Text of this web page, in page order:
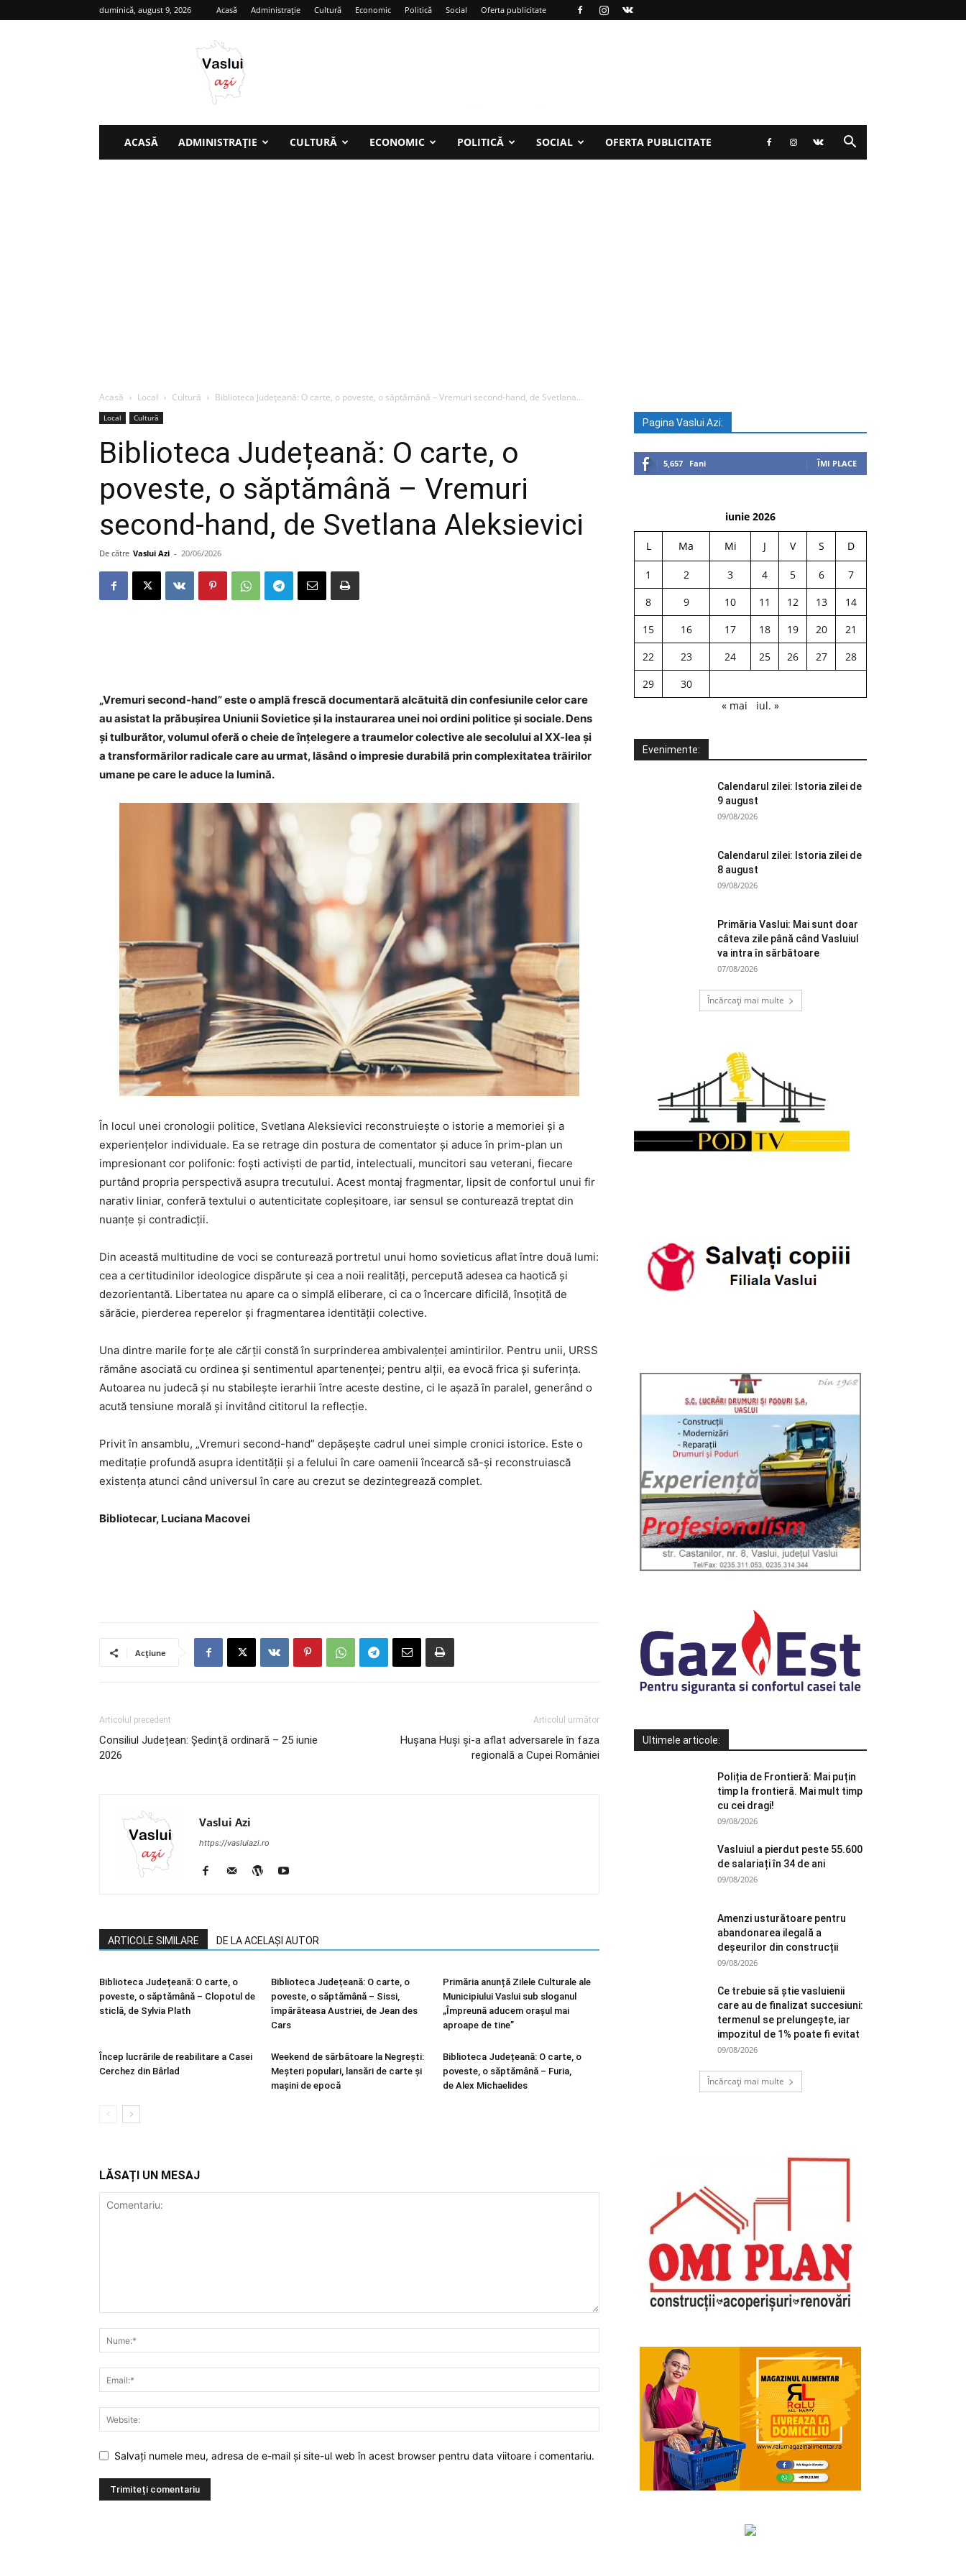
duminică, august 9, 2026 Acasă Administrație Cultură Economic Politică Social Oferta publicitate
ACASĂ ADMINISTRAȚIE CULTURĂ ECONOMIC POLITICĂ SOCIAL OFERTA PUBLICITATE
Acasă Local Cultură Biblioteca Județeană: O carte, o poveste, o săptămână – Vremuri second-hand, de Svetlana...
Local Cultură
Biblioteca Județeană: O carte, o
poveste, o săptămână – Vremuri
second-hand, de Svetlana Aleksievici
De către Vaslui Azi - 20/06/2026
„Vremuri second-hand” este o amplă frescă documentară alcătuită din confesiunile celor care
au asistat la prăbușirea Uniunii Sovietice și la instaurarea unei noi ordini politice și sociale. Dens
și tulburător, volumul oferă o cheie de înțelegere a traumelor colective ale secolului al XX-lea și
a transformărilor radicale care au urmat, lăsând o impresie durabilă prin complexitatea trăirilor
umane pe care le aduce la lumină.
În locul unei cronologii politice, Svetlana Aleksievici reconstruiește o istorie a memoriei și a
experiențelor individuale. Ea se retrage din postura de comentator și aduce în prim-plan un
impresionant cor polifonic: foști activiști de partid, intelectuali, muncitori sau veterani, fiecare
purtând propria perspectivă asupra trecutului. Acest montaj fragmentar, lipsit de confortul unui fir
narativ liniar, conferă textului o autenticitate copleșitoare, iar sensul se conturează treptat din
nuanțe și contradicții.
Din această multitudine de voci se conturează portretul unui homo sovieticus aflat între două lumi:
cea a certitudinilor ideologice dispărute și cea a noii realități, percepută adesea ca haotică și
dezorientantă. Libertatea nu apare ca o simplă eliberare, ci ca o încercare dificilă, însoțită de
sărăcie, pierderea reperelor și fragmentarea identității colective.
Una dintre marile forțe ale cărții constă în surprinderea ambivalenței amintirilor. Pentru unii, URSS
rămâne asociată cu ordinea și sentimentul apartenenței; pentru alții, ea evocă frica și suferința.
Autoarea nu judecă și nu stabilește ierarhii între aceste destine, ci le așază în paralel, generând o
acută tensiune morală și invitând cititorul la reflecție.
Privit în ansamblu, „Vremuri second-hand” depășește cadrul unei simple cronici istorice. Este o
meditație profundă asupra identității și a felului în care oamenii încearcă să-și reconstruiască
existența atunci când universul în care au crezut se dezintegrează complet.
Bibliotecar, Luciana Macovei
Acțiune
Articolul precedent
Consiliul Județean: Ședinţă ordinară – 25 iunie
2026
Articolul următor
Hușana Huși și-a aflat adversarele în faza
regională a Cupei României
Vaslui Azi
https://vasluiazi.ro
ARTICOLE SIMILARE DE LA ACELAȘI AUTOR
Biblioteca Județeană: O carte, o
poveste, o săptămână – Clopotul de
sticlă, de Sylvia Plath
Biblioteca Județeană: O carte, o
poveste, o săptămână – Sissi,
împărăteasa Austriei, de Jean des
Cars
Primăria anunță Zilele Culturale ale
Municipiului Vaslui sub sloganul
„Împreună aducem orașul mai
aproape de tine”
Încep lucrările de reabilitare a Casei
Cerchez din Bârlad
Weekend de sărbătoare la Negrești:
Meșteri populari, lansări de carte și
mașini de epocă
Biblioteca Județeană: O carte, o
poveste, o săptămână – Furia,
de Alex Michaelides
LĂSAȚI UN MESAJ
Salvați numele meu, adresa de e-mail și site-ul web în acest browser pentru data viitoare i comentariu.
Pagina Vaslui Azi:
5,657 Fani ÎMI PLACE
iunie 2026
L Ma Mi J V S D
1 2 3 4 5 6
7
8
9 10 11 12 13
14
15
16 17 18 19 20
21
22
23 24 25 26 27
28
29
30
« mai
iul. »
Evenimente:
Calendarul zilei: Istoria zilei de
9 august
09/08/2026
Calendarul zilei: Istoria zilei de
8 august
09/08/2026
Primăria Vaslui: Mai sunt doar
câteva zile până când Vasluiul
va intra în sărbătoare
07/08/2026
Încărcați mai multe
Ultimele articole:
Poliția de Frontieră: Mai puțin
timp la frontieră. Mai mult timp
cu cei dragi!
09/08/2026
Vasluiul a pierdut peste 55.600
de salariați în 34 de ani
09/08/2026
Amenzi usturătoare pentru
abandonarea ilegală a
deșeurilor din construcții
09/08/2026
Ce trebuie să știe vasluienii
care au de finalizat succesiuni:
termenul se prelungește, iar
impozitul de 1% poate fi evitat
09/08/2026
Încărcați mai multe